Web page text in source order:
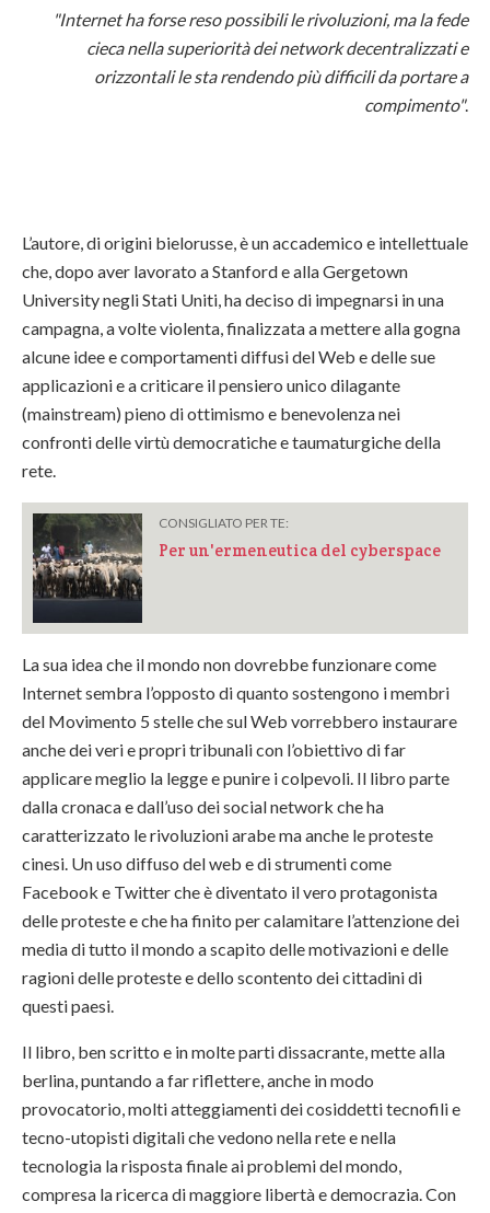
"Internet ha forse reso possibili le rivoluzioni, ma la fede
cieca nella superiorità dei network decentralizzati e
orizzontali le sta rendendo più difficili da portare a
compimento".
L’autore, di origini bielorusse, è un accademico e intellettuale
che, dopo aver lavorato a Stanford e alla Gergetown
University negli Stati Uniti, ha deciso di impegnarsi in una
campagna, a volte violenta, finalizzata a mettere alla gogna
alcune idee e comportamenti diffusi del Web e delle sue
applicazioni e a criticare il pensiero unico dilagante
(mainstream) pieno di ottimismo e benevolenza nei
confronti delle virtù democratiche e taumaturgiche della
rete.
CONSIGLIATO PER TE:
Per un'ermeneutica del cyberspace
La sua idea che il mondo non dovrebbe funzionare come
Internet sembra l’opposto di quanto sostengono i membri
del Movimento 5 stelle che sul Web vorrebbero instaurare
anche dei veri e propri tribunali con l’obiettivo di far
applicare meglio la legge e punire i colpevoli. Il libro parte
dalla cronaca e dall’uso dei social network che ha
caratterizzato le rivoluzioni arabe ma anche le proteste
cinesi. Un uso diffuso del web e di strumenti come
Facebook e Twitter che è diventato il vero protagonista
delle proteste e che ha finito per calamitare l’attenzione dei
media di tutto il mondo a scapito delle motivazioni e delle
ragioni delle proteste e dello scontento dei cittadini di
questi paesi.
Il libro, ben scritto e in molte parti dissacrante, mette alla
berlina, puntando a far riflettere, anche in modo
provocatorio, molti atteggiamenti dei cosiddetti tecnofili e
tecno-utopisti digitali che vedono nella rete e nella
tecnologia la risposta finale ai problemi del mondo,
compresa la ricerca di maggiore libertà e democrazia. Con